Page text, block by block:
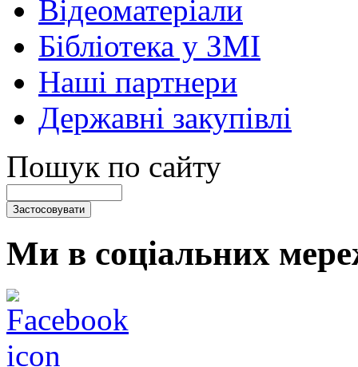
Відеоматеріали
Бібліотека у ЗМІ
Наші партнери
Державні закупівлі
Пошук по сайту
Ми в соціальних